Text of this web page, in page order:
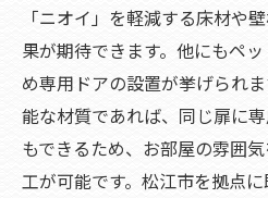
「ニオイ」を軽減する床材や
果が期待できます。他にもペ
め専用ドアの設置が挙げられ
能な材質であれば、同じ扉に
もできるため、お部屋の雰囲
工が可能です。松江市を拠点